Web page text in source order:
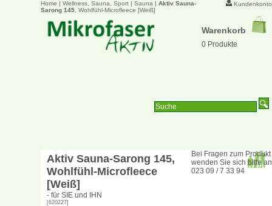
Kundenkonto
Warenkorb
0 Produkte
Home |Wellness, Sauna, Sport |Sauna |Aktiv Sauna-
Sarong 145 , Wohlfühl-Microfleece [Weiß]
Bei Fragen zum Produkt
wenden Sie sich bitte an
023 09 / 7 33 94
Aktiv Sauna-Sarong 145,
Wohlfühl-Microfleece
[Weiß]
- für SIE und IHN
[620227]